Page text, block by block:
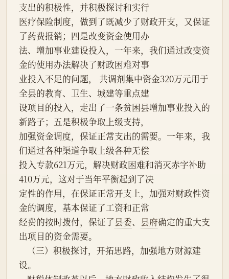
支出的积极性，并积极探讨和实行
医疗保险制度，做到了既减少了财政开支，又保证
了药费报销；四是改变资金使用办
法、增加事业建设投入，一年来，我们通过改变资
金的使用办法解决了财政困难对事
业投入不足的问题， 共调剂集中资金320万元用于
全县的教育、卫生、城建等重点建
设项目的投入，走出了一条贫困县增加事业投入的
新路子；五是积极争取上级支持，
加强资金调度，保证正常支出的需要。一年来，我
们通过各种渠道争取上级各种无偿
投入专款621万元，解决财政困难和消灭赤字补助
410万元，这对于当年平衡起到了决
定性的作用，在保证正常开支上，加强对财政性资
金的调度，基本保证了工资和正常
经费的按时拨付，保证了县委、 县府确定的重大支
出项目的资金需要。
设。